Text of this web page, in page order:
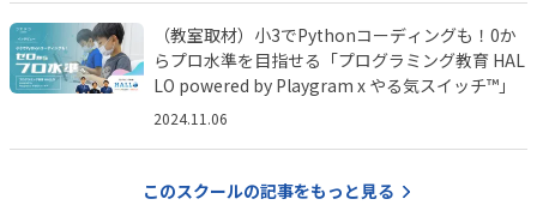
（教室取材）小3でPythonコーディングも！0か
らプロ水準を目指せる「プログラミング教育 HAL
LO powered by Playgram x やる気スイッチ™️」
2024.11.06
このスクールの記事をもっと見る